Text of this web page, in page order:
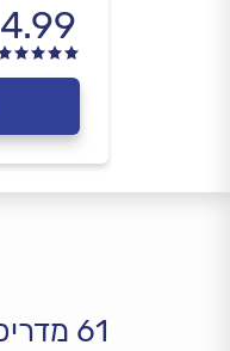
4.99
61 מדריכים בנושא הובלות